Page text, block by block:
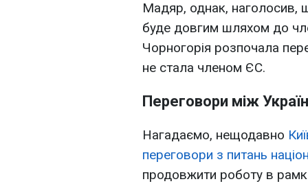
Мадяр, однак, наголосив,
буде довгим шляхом до
Чорногорія розпочала
не стала членом ЄС.
Переговори між
Нагадаємо, нещодавно
переговори з питань
продовжити роботу в